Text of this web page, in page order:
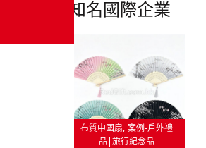
知名國際企業
布質中國扇 案例-戶外禮
品|旅行紀念品